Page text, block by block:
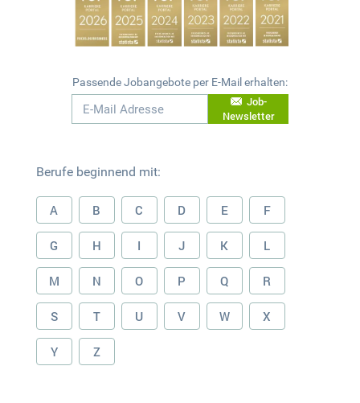
Passende Jobangebote per E-Mail erhalten:
Job-
Newsletter
Berufe beginnend mit:
A B C D E F
G H I J K L
M N O P Q R
S T U V W X
Y Z